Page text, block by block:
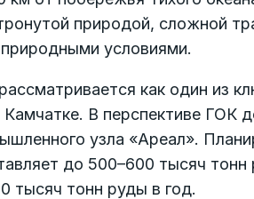
природой, сложной
условиями.
как один из
В перспективе ГОК
узла «Ареал».
до 500–600 тысяч тонн
тысяч тонн руды в год.